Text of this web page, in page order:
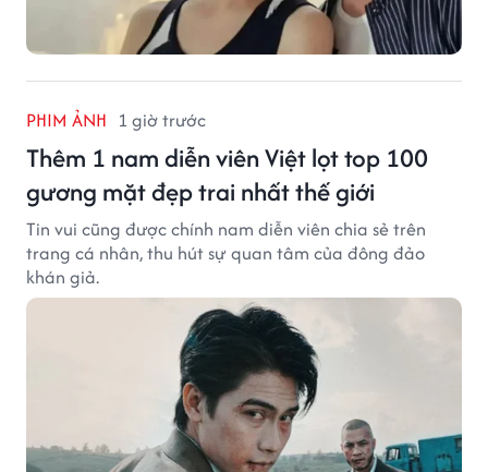
PHIM ẢNH 1 giờ trước
Thêm 1 nam diễn viên Việt lọt top 100
gương mặt đẹp trai nhất thế giới
Tin vui cũng được chính nam diễn viên chia sẻ trên
trang cá nhân, thu hút sự quan tâm của đông đảo
khán giả.